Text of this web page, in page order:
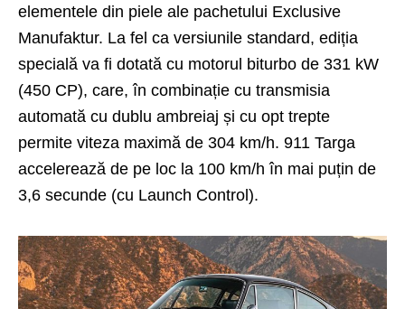
elementele din piele ale pachetului Exclusive
Manufaktur. La fel ca versiunile standard, ediția
specială va fi dotată cu motorul biturbo de 331 kW
(450 CP), care, în combinație cu transmisia
automată cu dublu ambreiaj și cu opt trepte
permite viteza maximă de 304 km/h. 911 Targa
accelerează de pe loc la 100 km/h în mai puțin de
3,6 secunde (cu Launch Control).